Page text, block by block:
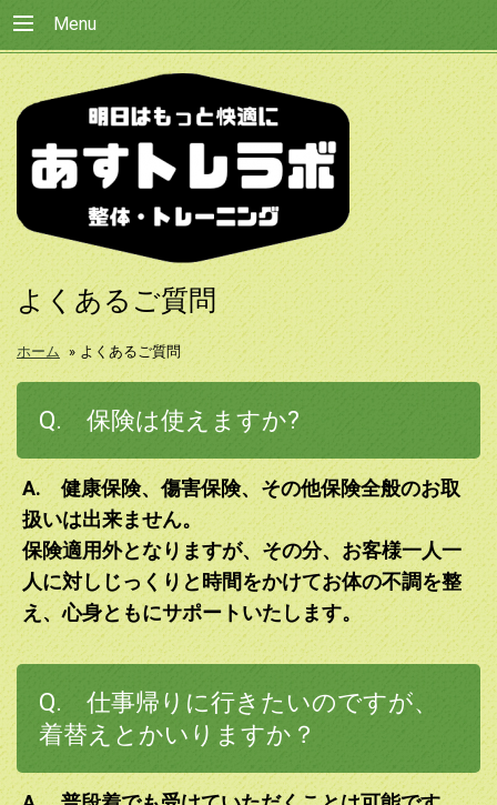
Menu
よくあるご質問
ホーム » よくあるご質問
Q. 保険は使えますか?
A. 健康保険、傷害保険、その他保険全般のお取
扱いは出来ません。
保険適用外となりますが、その分、お客様一人一
人に対しじっくりと時間をかけてお体の不調を整
え、心身ともにサポートいたします。
Q. 仕事帰りに行きたいのですが、
着替えとかいりますか？